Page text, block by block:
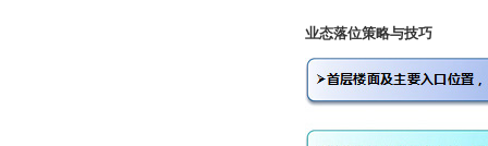
业态落位策略与技巧